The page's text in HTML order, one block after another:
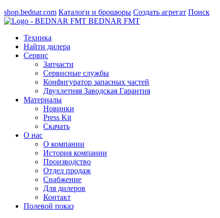
shop.bednar.com Каталоги и брошюры Создать агрегат Поиск
BEDNAR FMT
Техника
Найти дилера
Сервис
Запчасти
Сервисные службы
Конфигуратор запасных частей
Двухлетняя Заводская Гарантия
Материалы
Новинки
Press Kit
Скачать
О нас
О компании
История компании
Производство
Отдел продаж
Cнабжение
Для дилеров
Контакт
Полевой показ